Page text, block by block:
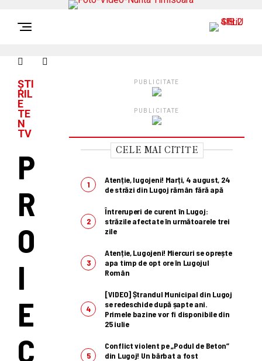
ȘTI
RIL
E
TE
N
TV
P
R
O
I
E
C
PUBLICITATE
PUBLICITATE
CELE MAI CITITE
Atenție, lugojeni! Marți, 4 august, 24
de străzi din Lugoj rămân fără apă
Întreruperi de curent în Lugoj:
străzile afectate în următoarele trei
zile
Atenție, Lugojeni! Miercuri se oprește
apa timp de opt ore în Lugojul
Român
[VIDEO] Ștrandul Municipal din Lugoj
se redeschide după șapte ani.
Primele bazine vor fi disponibile din
25 iulie
Conflict violent pe „Podul de Beton”
din Lugoj! Un bărbat a fost